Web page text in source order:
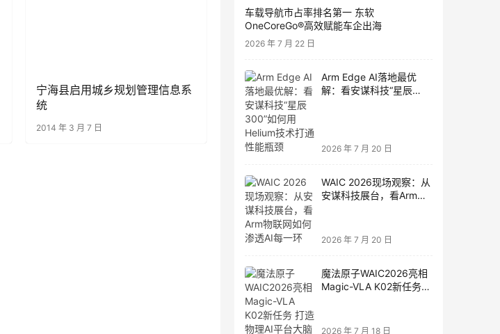
宁海县启用城乡规划管理信息系
统
2014 年 3 月 7 日
车载导航市占率排名第一 东软
OneCoreGo®高效赋能车企出海
2026 年 7 月 22 日
Arm Edge AI落地最优
解：看安谋科技“星辰
2026 年 7 月 20 日
WAIC 2026现场观察：从
安谋科技展台，看Arm物
2026 年 7 月 20 日
魔法原子WAIC2026亮相
Magic-VLA K02新任务
2026 年 7 月 18 日